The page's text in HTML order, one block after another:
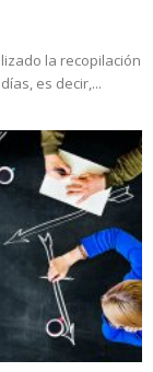
la recopilación
es decir,...